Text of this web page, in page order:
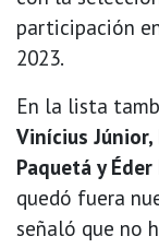
participación
2023.
En la lista
Vinícius Júnior,
Paquetá y
quedó fuera
señaló que no